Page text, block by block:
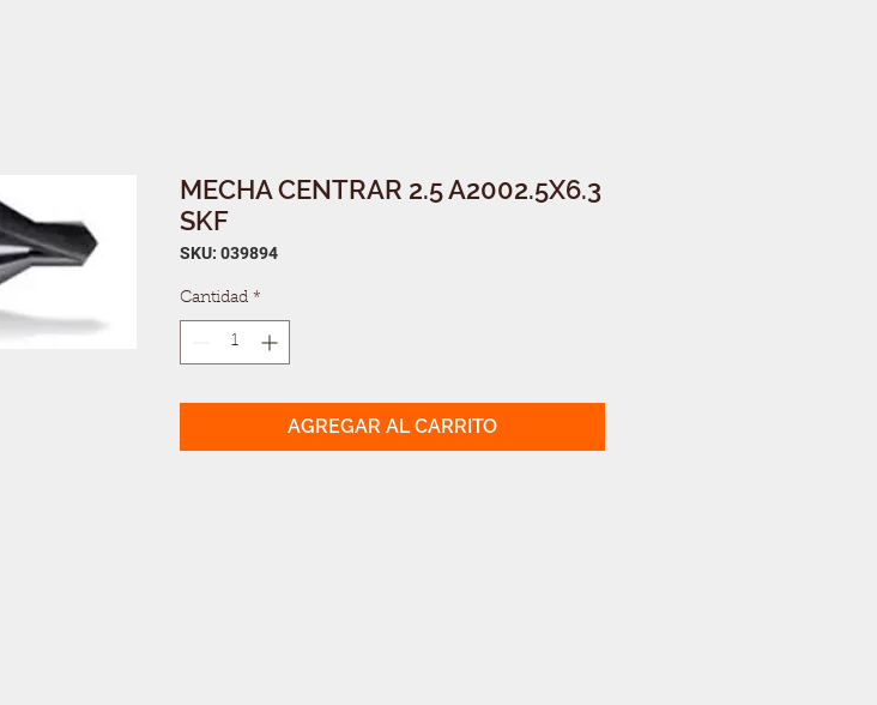
MECHA CENTRAR 2.5 A2002.5X6.3
SKF
SKU: 039894
Cantidad *
AGREGAR AL CARRITO